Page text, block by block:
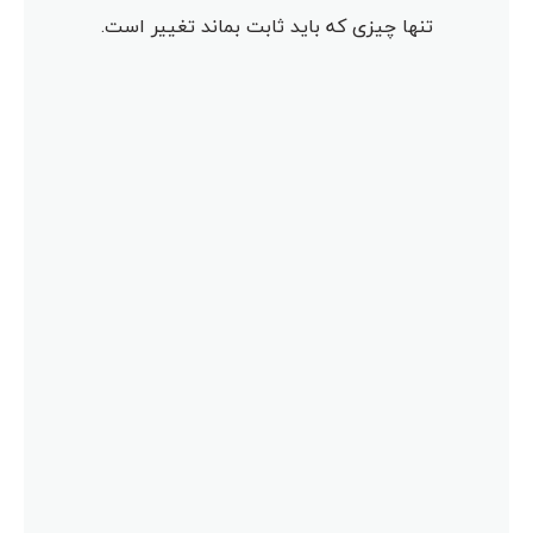
تنها چیزی که باید ثابت بماند تغییر است.